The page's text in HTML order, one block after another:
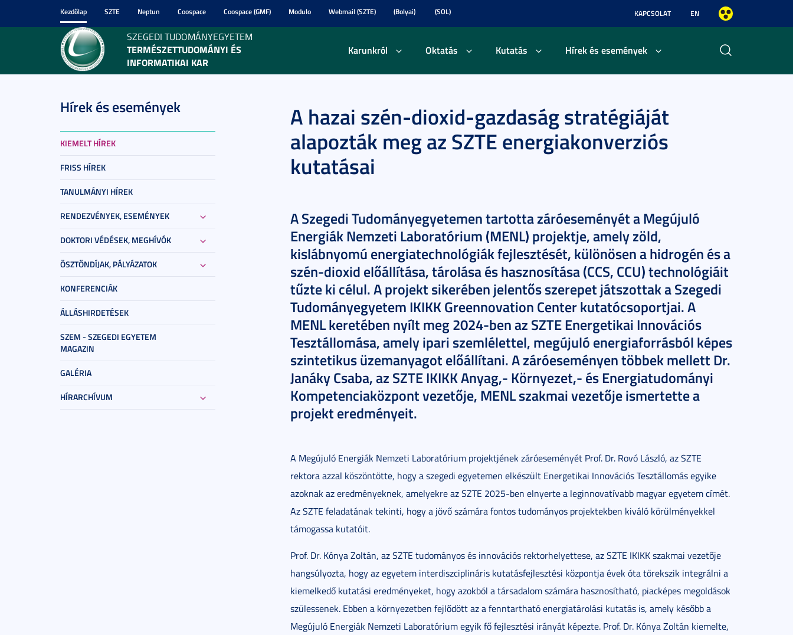
Kezdőlap SZTE Neptun Coospace Coospace (GMF) Modulo Webmail (SZTE) (Bolyai) (SOL) KAPCSOLAT EN
SZEGEDI TUDOMÁNYEGYETEM
TERMÉSZETTUDOMÁNYI ÉS
INFORMATIKAI KAR
Karunkról Oktatás Kutatás Hírek és események
Hírek és események
KIEMELT HÍREK
FRISS HÍREK
TANULMÁNYI HÍREK
RENDEZVÉNYEK, ESEMÉNYEK
DOKTORI VÉDÉSEK, MEGHÍVÓK
ÖSZTÖNDÍJAK, PÁLYÁZATOK
KONFERENCIÁK
ÁLLÁSHIRDETÉSEK
SZEM - SZEGEDI EGYETEM
MAGAZIN
GALÉRIA
HÍRARCHÍVUM
A hazai szén-dioxid-gazdaság stratégiáját
alapozták meg az SZTE energiakonverziós
kutatásai
A Szegedi Tudományegyetemen tartotta záróeseményét a Megújuló
Energiák Nemzeti Laboratórium (MENL) projektje, amely zöld,
kislábnyomú energiatechnológiák fejlesztését, különösen a hidrogén és a
szén-dioxid előállítása, tárolása és hasznosítása (CCS, CCU) technológiáit
tűzte ki célul. A projekt sikerében jelentős szerepet játszottak a Szegedi
Tudományegyetem IKIKK Greennovation Center kutatócsoportjai. A
MENL keretében nyílt meg 2024-ben az SZTE Energetikai Innovációs
Tesztállomása, amely ipari szemlélettel, megújuló energiaforrásból képes
szintetikus üzemanyagot előállítani. A záróeseményen többek mellett Dr.
Janáky Csaba, az SZTE IKIKK Anyag,- Környezet,- és Energiatudományi
Kompetenciaközpont vezetője, MENL szakmai vezetője ismertette a
projekt eredményeit.
A Megújuló Energiák Nemzeti Laboratórium projektjének záróeseményét Prof. Dr. Rovó László, az SZTE
rektora azzal köszöntötte, hogy a szegedi egyetemen elkészült Energetikai Innovációs Tesztállomás egyike
azoknak az eredményeknek, amelyekre az SZTE 2025-ben elnyerte a leginnovatívabb magyar egyetem címét.
Az SZTE feladatának tekinti, hogy a jövő számára fontos tudományos projektekben kiváló körülményekkel
támogassa kutatóit.
Prof. Dr. Kónya Zoltán, az SZTE tudományos és innovációs rektorhelyettese, az SZTE IKIKK szakmai vezetője
hangsúlyozta, hogy az egyetem interdiszciplináris kutatásfejlesztési központja évek óta törekszik integrálni a
kiemelkedő kutatási eredményeket, hogy azokból a társadalom számára hasznosítható, piacképes megoldások
szülessenek. Ebben a környezetben fejlődött az a fenntartható energiatárolási kutatás is, amely később a
Megújuló Energiák Nemzeti Laboratórium egyik fő fejlesztési irányát képezte. Prof. Dr. Kónya Zoltán kiemelte,